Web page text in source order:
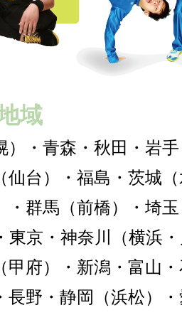
域
）・青森・秋田・岩
仙台）・福島・茨城
・群馬（前橋）・埼
東京・神奈川（横浜
甲府）・新潟・富山
長野・静岡（浜松）